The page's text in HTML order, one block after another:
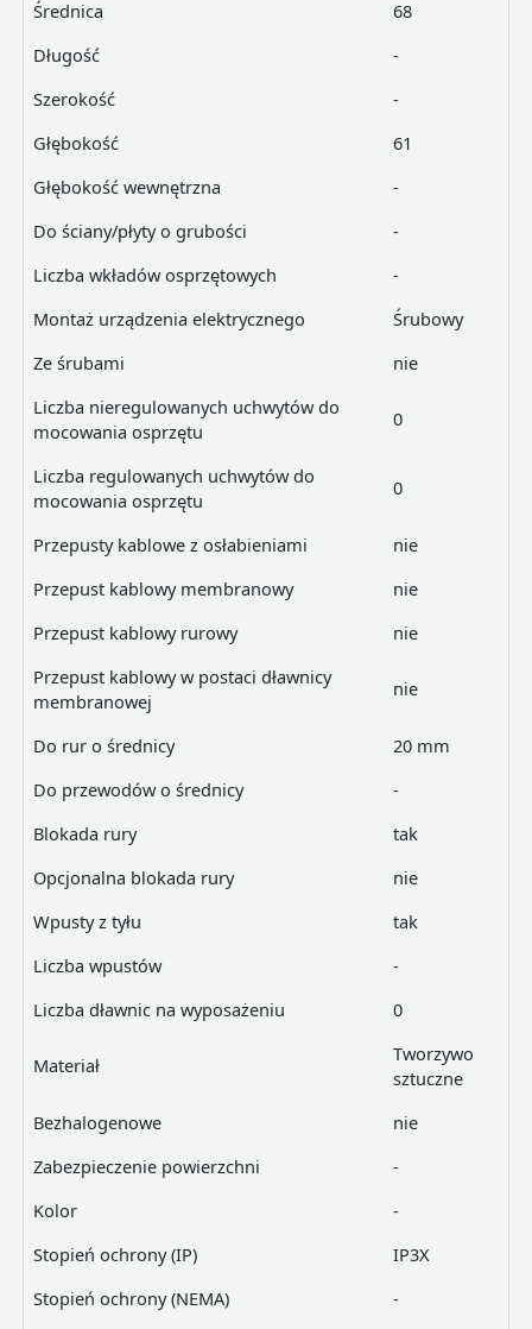
Średnica
68
Długość
-
Szerokość
-
Głębokość
61
Głębokość wewnętrzna
-
Do ściany/płyty o grubości
-
Liczba wkładów osprzętowych
-
Montaż urządzenia elektrycznego
Śrubowy
Ze śrubami
nie
Liczba nieregulowanych uchwytów do
mocowania osprzętu
0
Liczba regulowanych uchwytów do
mocowania osprzętu
0
Przepusty kablowe z osłabieniami
nie
Przepust kablowy membranowy
nie
Przepust kablowy rurowy
nie
Przepust kablowy w postaci dławnicy
membranowej
nie
Do rur o średnicy
20 mm
Do przewodów o średnicy
-
Blokada rury
tak
Opcjonalna blokada rury
nie
Wpusty z tyłu
tak
Liczba wpustów
-
Liczba dławnic na wyposażeniu
0
Materiał
Tworzywo
sztuczne
Bezhalogenowe
nie
Zabezpieczenie powierzchni
-
Kolor
-
Stopień ochrony (IP)
IP3X
Stopień ochrony (NEMA)
-